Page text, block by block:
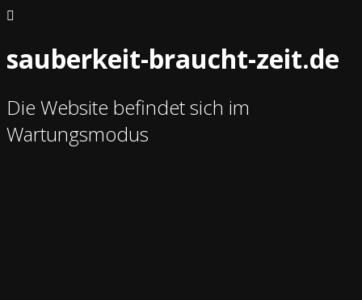
sauberkeit-braucht-zeit.de
Die Website befindet sich im
Wartungsmodus